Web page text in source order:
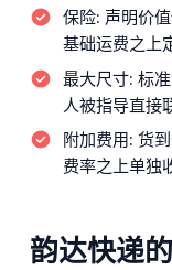
保险: 声明价
基础运费之上
最大尺寸: 标
人被指导直接
附加费用: 货
费率之上单独
韵达快递